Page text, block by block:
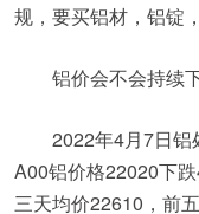
规，要买铝材，铝锭
铝价会不会持续
2022年4月7日
A00铝价格22020下
三天均价22610，前